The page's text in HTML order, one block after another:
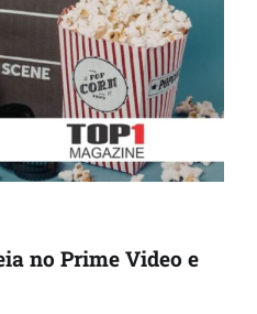
no Prime Video e